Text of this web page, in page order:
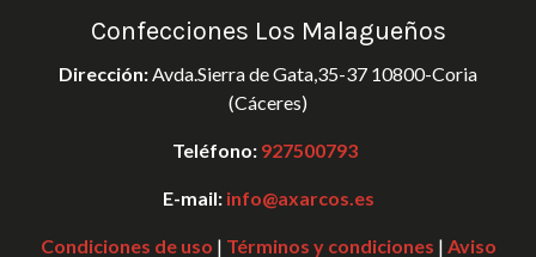
Confecciones Los Malagueños
Dirección: Avda.Sierra de Gata,35-37 10800-Coria
(Cáceres)
Teléfono: 927500793
E-mail: info@axarcos.es
Condiciones de uso | Términos y condiciones | Aviso